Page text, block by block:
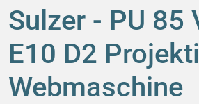
Sulzer - PU 85
E10 D2
Webmaschine